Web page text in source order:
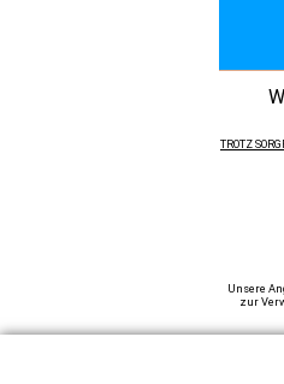
TROTZ
Unsere
zur